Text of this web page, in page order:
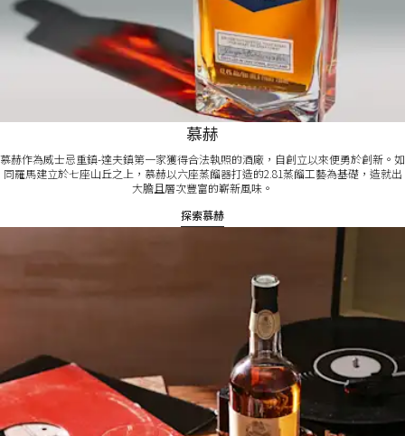
慕赫
慕赫作為威士忌重鎮-達夫鎮第一家獲得合法執照的酒廠，自創立以來便勇於創新。如
同羅馬建立於七座山丘之上，慕赫以六座蒸餾器打造的2.81蒸餾工藝為基礎，造就出
大膽且層次豐富的嶄新風味。​​
探索慕赫